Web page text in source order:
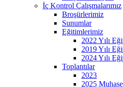
İç Kontrol Çalışmalarımız
Broşürlerimiz
Sunumlar
Eğitimlerimiz
2022 Yılı
2019 Yılı
2024 Yılı
Toplantılar
2023
2025